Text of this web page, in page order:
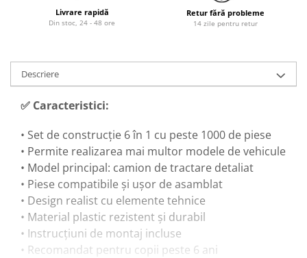
Livrare rapidă
Din stoc, 24 - 48 ore
Retur fără probleme
14 zile pentru retur
Descriere
✅ Caracteristici:
• Set de construcție 6 în 1 cu peste 1000 de piese
• Permite realizarea mai multor modele de vehicule
• Model principal: camion de tractare detaliat
• Piese compatibile și ușor de asamblat
• Design realist cu elemente tehnice
• Material plastic rezistent și durabil
• Instrucțiuni de montaj incluse
• Recomandat pentru copii peste 6 ani